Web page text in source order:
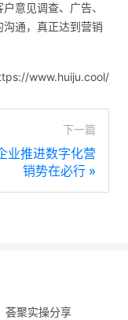
意见调查、广告、
通，真正达到营销
www.huiju.cool/
下一篇
业推进数字化营
销势在必行 »
荟聚实操分享